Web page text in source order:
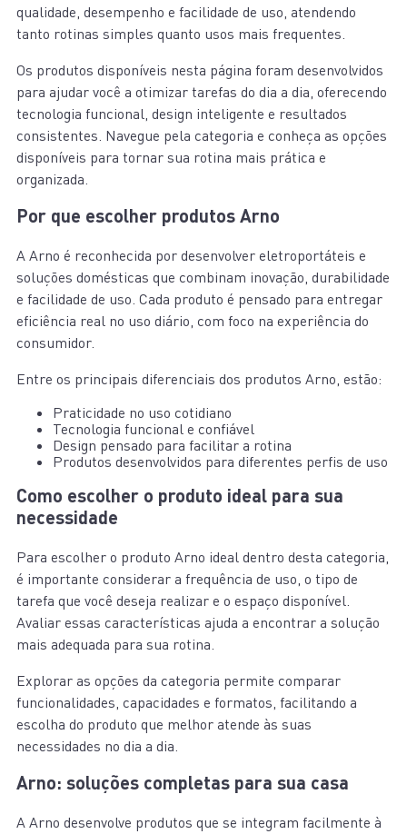
qualidade, desempenho e facilidade de uso, atendendo
tanto rotinas simples quanto usos mais frequentes.
Os produtos disponíveis nesta página foram desenvolvidos
para ajudar você a otimizar tarefas do dia a dia, oferecendo
tecnologia funcional, design inteligente e resultados
consistentes. Navegue pela categoria e conheça as opções
disponíveis para tornar sua rotina mais prática e
organizada.
Por que escolher produtos Arno
A Arno é reconhecida por desenvolver eletroportáteis e
soluções domésticas que combinam inovação, durabilidade
e facilidade de uso. Cada produto é pensado para entregar
eficiência real no uso diário, com foco na experiência do
consumidor.
Entre os principais diferenciais dos produtos Arno, estão:
Praticidade no uso cotidiano
Tecnologia funcional e confiável
Design pensado para facilitar a rotina
Produtos desenvolvidos para diferentes perfis de uso
Como escolher o produto ideal para sua
necessidade
Para escolher o produto Arno ideal dentro desta categoria,
é importante considerar a frequência de uso, o tipo de
tarefa que você deseja realizar e o espaço disponível.
Avaliar essas características ajuda a encontrar a solução
mais adequada para sua rotina.
Explorar as opções da categoria permite comparar
funcionalidades, capacidades e formatos, facilitando a
escolha do produto que melhor atende às suas
necessidades no dia a dia.
Arno: soluções completas para sua casa
A Arno desenvolve produtos que se integram facilmente à